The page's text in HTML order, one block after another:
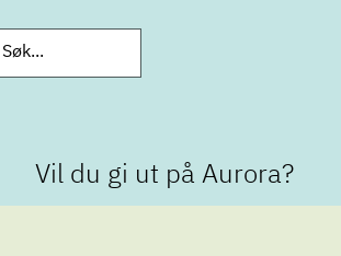
Vil du gi ut på Aurora?